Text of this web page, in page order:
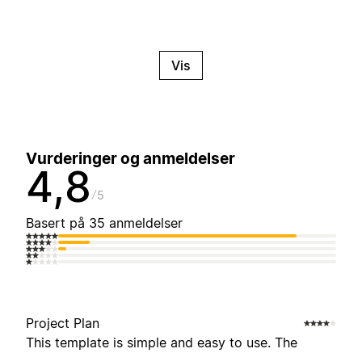
Vis
Vurderinger og anmeldelser
4,8 5
Basert på 35 anmeldelser
Project Plan
This template is simple and easy to use. The